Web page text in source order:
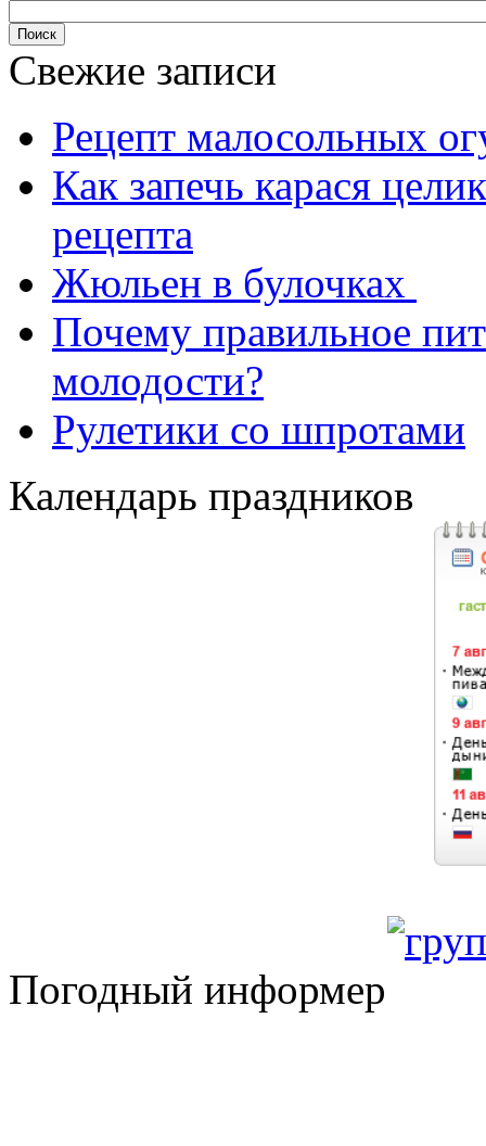
Свежие записи
Рецепт малосольных
Как запечь карася
рецепта
Жюльен в булочках
Почему правильное
молодости?
Рулетики со шпротами
Календарь праздников
Погодный информер